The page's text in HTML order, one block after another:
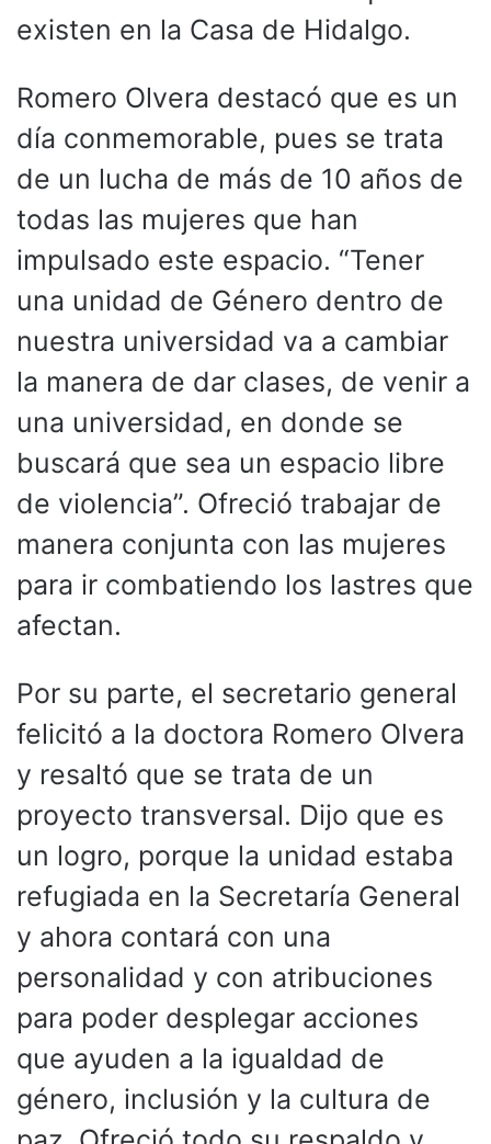
existen en la Casa de Hidalgo.
Romero Olvera destacó que es un
día conmemorable, pues se trata
de un lucha de más de 10 años de
todas las mujeres que han
impulsado este espacio. “Tener
una unidad de Género dentro de
nuestra universidad va a cambiar
la manera de dar clases, de venir a
una universidad, en donde se
buscará que sea un espacio libre
de violencia”. Ofreció trabajar de
manera conjunta con las mujeres
para ir combatiendo los lastres que
afectan.
Por su parte, el secretario general
felicitó a la doctora Romero Olvera
y resaltó que se trata de un
proyecto transversal. Dijo que es
un logro, porque la unidad estaba
refugiada en la Secretaría General
y ahora contará con una
personalidad y con atribuciones
para poder desplegar acciones
que ayuden a la igualdad de
género, inclusión y la cultura de